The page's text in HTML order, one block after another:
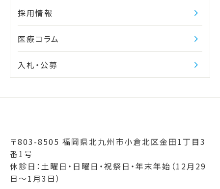
採用情報
医療コラム
入札・公募
〒803-8505 福岡県北九州市小倉北区金田1丁目3
番1号
休診日：土曜日・日曜日・祝祭日・年末年始（12月29
日～1月3日）